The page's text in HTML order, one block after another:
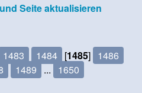
Seite aktualisieren
1483 1484 [1485] 1486
1489 ... 1650